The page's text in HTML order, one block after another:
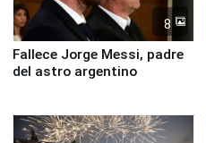
8
Fallece Jorge Messi, padre
del astro argentino